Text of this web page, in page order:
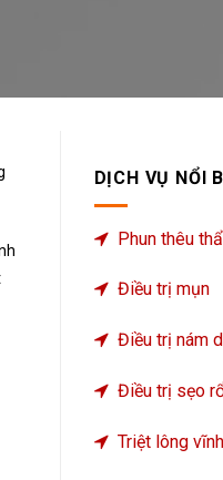
DỊCH VỤ NỔI
Phun thêu
Điều trị mụn
Điều trị nám
Điều trị sẹo
Triệt lông